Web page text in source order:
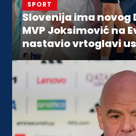
SPORT
Slovenija ima novog
MVP Joksimović na
nastavio vrtoglavi